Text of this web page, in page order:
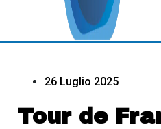
26 Luglio 2025
Tour de